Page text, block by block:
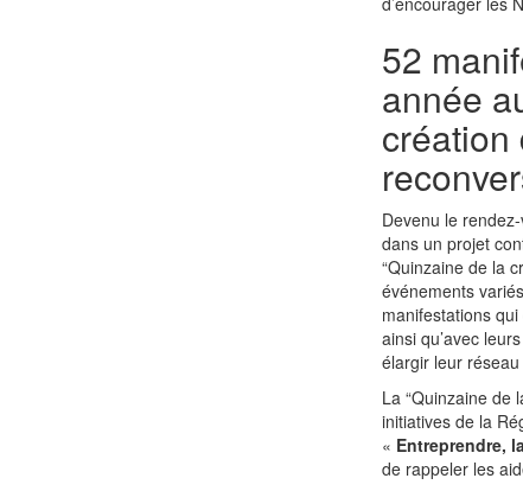
52
année
création
Devenu le
dans un projet
“Quinzaine de la
événements
manifestations
ainsi qu’avec
élargir leur réseau
La “Quinzaine de
initiatives de la
« Entreprendre,
de rappeler les